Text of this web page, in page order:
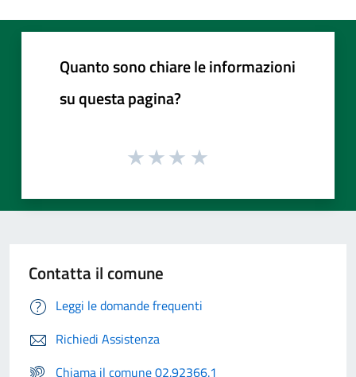
Quanto sono chiare le informazioni
su questa pagina?
Contatta il comune
Leggi le domande frequenti
Richiedi Assistenza
Chiama il comune 02.92366.1